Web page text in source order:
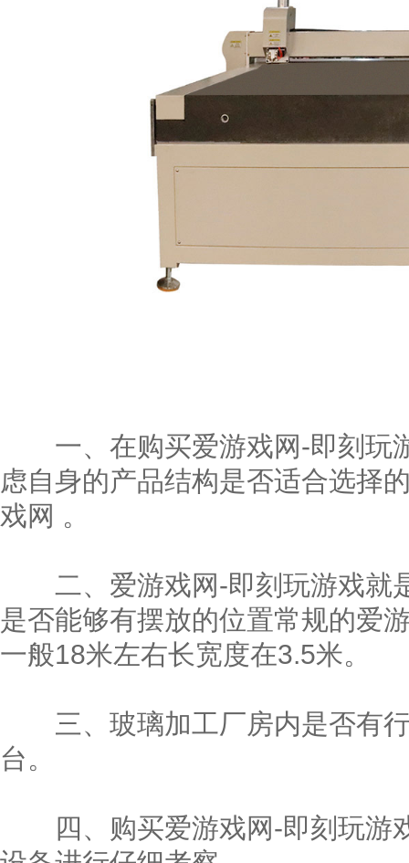
一、在购买爱游戏网-即刻玩
虑自身的产品结构是否适合选择
戏网 。
二、爱游戏网-即刻玩游戏就
是否能够有摆放的位置常规的爱
一般18米左右长宽度在3.5米。
三、玻璃加工厂房内是否有行
台。
四、购买爱游戏网-即刻玩游